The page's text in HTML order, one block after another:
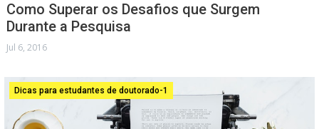
Como Superar os Desafios que Surgem
Durante a Pesquisa
Jul 6, 2016
Dicas para estudantes de doutorado-1